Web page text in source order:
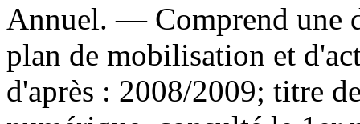
Annuel. — Comprend une
plan de mobilisation et
d'après : 2008/2009; titre